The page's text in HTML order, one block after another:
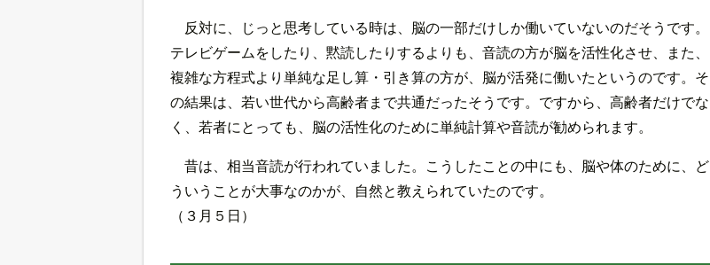
反対に、じっと思考している時は、脳の一部だけしか働いていないのだそうです。
テレビゲームをしたり、黙読したりするよりも、音読の方が脳を活性化させ、また、
複雑な方程式より単純な足し算・引き算の方が、脳が活発に働いたというのです。そ
の結果は、若い世代から高齢者まで共通だったそうです。ですから、高齢者だけでな
く、若者にとっても、脳の活性化のために単純計算や音読が勧められます。
昔は、相当音読が行われていました。こうしたことの中にも、脳や体のために、ど
ういうことが大事なのかが、自然と教えられていたのです。
（３月５日）